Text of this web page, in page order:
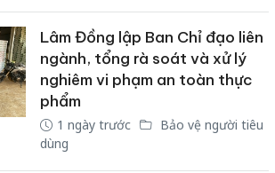
Lâm Đồng lập Ban Chỉ đạo liên
ngành, tổng rà soát và xử lý
nghiêm vi phạm an toàn thực
phẩm
1 ngày trước
Bảo vệ người tiêu
dùng